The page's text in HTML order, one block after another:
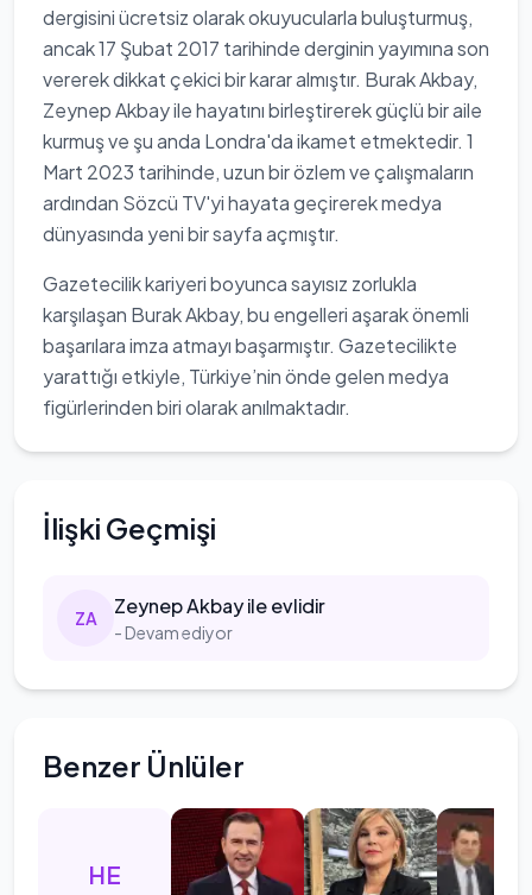
dergisini ücretsiz olarak okuyucularla buluşturmuş,
ancak 17 Şubat 2017 tarihinde derginin yayımına son
vererek dikkat çekici bir karar almıştır. Burak Akbay,
Zeynep Akbay ile hayatını birleştirerek güçlü bir aile
kurmuş ve şu anda Londra'da ikamet etmektedir. 1
Mart 2023 tarihinde, uzun bir özlem ve çalışmaların
ardından Sözcü TV'yi hayata geçirerek medya
dünyasında yeni bir sayfa açmıştır.
Gazetecilik kariyeri boyunca sayısız zorlukla
karşılaşan Burak Akbay, bu engelleri aşarak önemli
başarılara imza atmayı başarmıştır. Gazetecilikte
yarattığı etkiyle, Türkiye’nin önde gelen medya
figürlerinden biri olarak anılmaktadır.
İlişki Geçmişi
ZA ZeynepAkbay ile evlidir
- Devam ediyor
Benzer Ünlüler
HE